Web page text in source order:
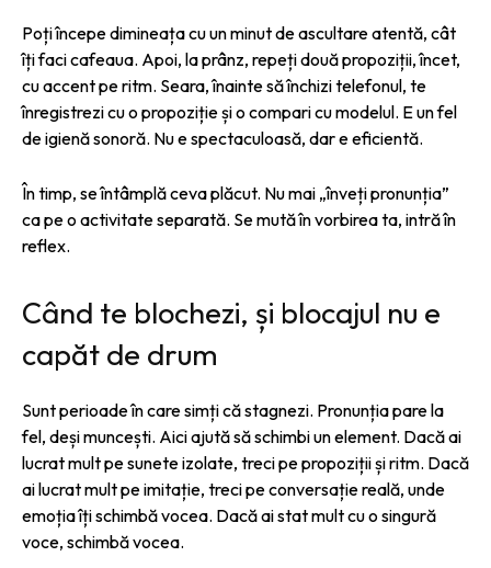
Poți începe dimineața cu un minut de ascultare atentă, cât
îți faci cafeaua. Apoi, la prânz, repeți două propoziții, încet,
cu accent pe ritm. Seara, înainte să închizi telefonul, te
înregistrezi cu o propoziție și o compari cu modelul. E un fel
de igienă sonoră. Nu e spectaculoasă, dar e eficientă.
În timp, se întâmplă ceva plăcut. Nu mai „înveți pronunția”
ca pe o activitate separată. Se mută în vorbirea ta, intră în
reflex.
Când te blochezi, și blocajul nu e
capăt de drum
Sunt perioade în care simți că stagnezi. Pronunția pare la
fel, deși muncești. Aici ajută să schimbi un element. Dacă ai
lucrat mult pe sunete izolate, treci pe propoziții și ritm. Dacă
ai lucrat mult pe imitație, treci pe conversație reală, unde
emoția îți schimbă vocea. Dacă ai stat mult cu o singură
voce, schimbă vocea.